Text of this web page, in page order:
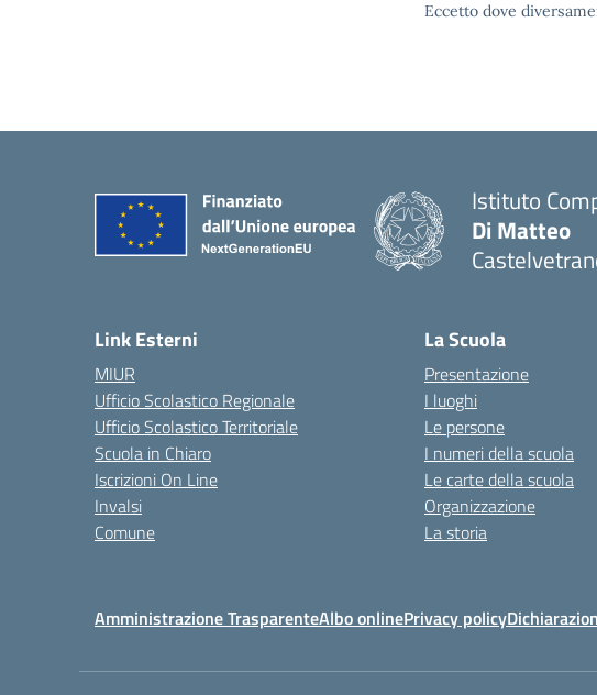
Eccetto dove
Istituto
Di Matteo
Link Esterni
MIUR
Ufficio Scolastico Regionale
Ufficio Scolastico Territoriale
Scuola in Chiaro
Iscrizioni On Line
Invalsi
Comune
La Scuola
Presentazione
I luoghi
Le persone
I numeri della scuola
Le carte della scuola
Organizzazione
La storia
Amministrazione TrasparenteAlbo onlinePrivacy policy